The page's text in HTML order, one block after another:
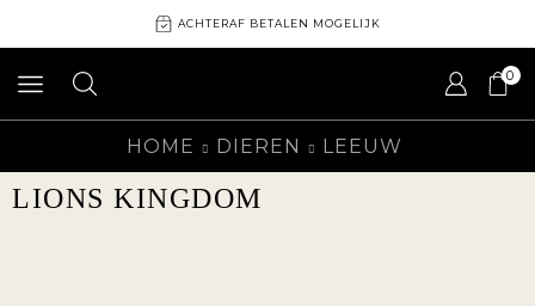
ACHTERAF BETALEN MOGELIJK
0
HOME DIEREN LEEUW
LIONS KINGDOM